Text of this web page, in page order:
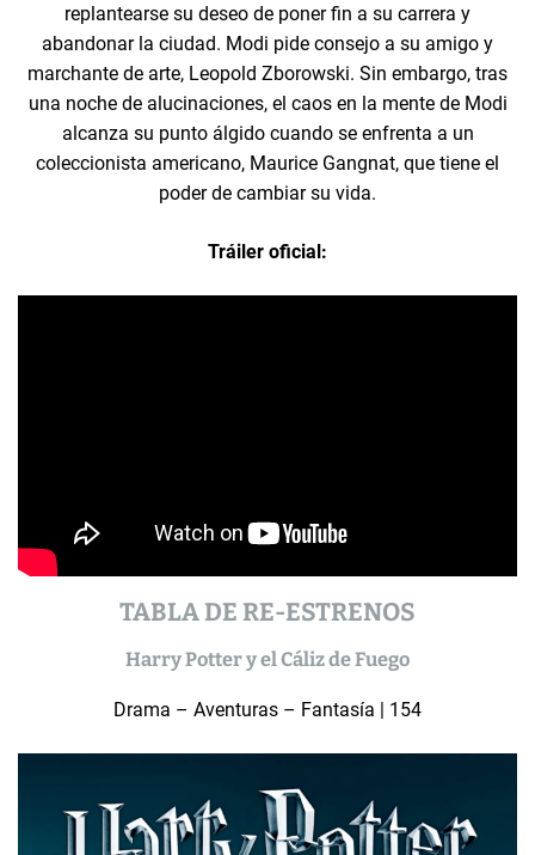
replantearse su deseo de poner fin a su carrera y
abandonar la ciudad. Modi pide consejo a su amigo y
marchante de arte, Leopold Zborowski. Sin embargo, tras
una noche de alucinaciones, el caos en la mente de Modi
alcanza su punto álgido cuando se enfrenta a un
coleccionista americano, Maurice Gangnat, que tiene el
poder de cambiar su vida.
Tráiler oficial:
TABLA DE RE-ESTRENOS
Harry Potter y el Cáliz de Fuego
Drama – Aventuras – Fantasía | 154